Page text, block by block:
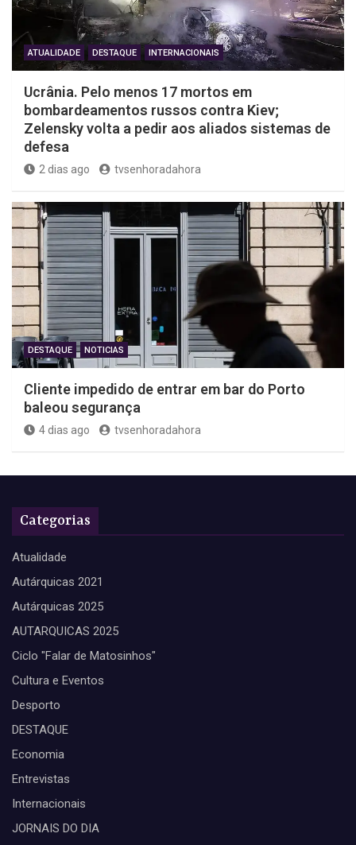
ATUALIDADE DESTAQUE INTERNACIONAIS
Ucrânia. Pelo menos 17 mortos em
bombardeamentos russos contra Kiev;
Zelensky volta a pedir aos aliados sistemas de
defesa
2 dias ago tvsenhoradahora
DESTAQUE NOTICIAS
Cliente impedido de entrar em bar do Porto
baleou segurança
4 dias ago tvsenhoradahora
Categorias
Atualidade
Autárquicas 2021
Autárquicas 2025
AUTARQUICAS 2025
Ciclo "Falar de Matosinhos"
Cultura e Eventos
Desporto
DESTAQUE
Economia
Entrevistas
Internacionais
JORNAIS DO DIA